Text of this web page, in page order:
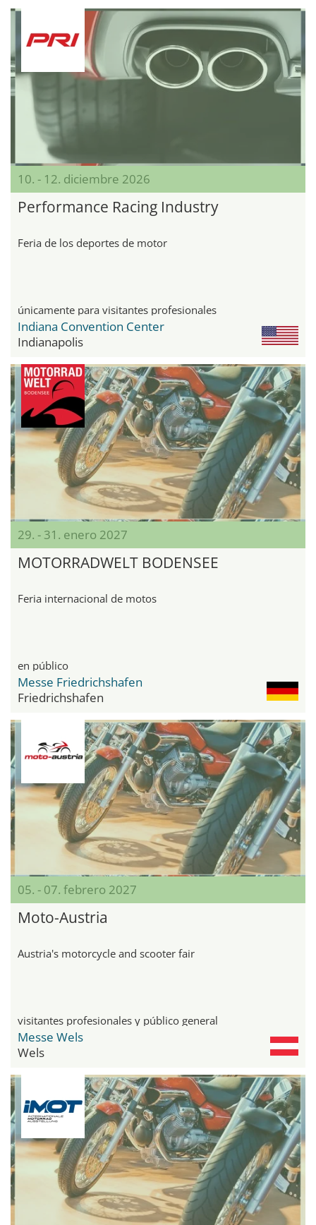
10. - 12. diciembre 2026
Performance Racing Industry
Feria de los deportes de motor
únicamente para visitantes profesionales
Indiana Convention Center
Indianapolis
29. - 31. enero 2027
MOTORRADWELT BODENSEE
Feria internacional de motos
en público
Messe Friedrichshafen
Friedrichshafen
05. - 07. febrero 2027
Moto-Austria
Austria's motorcycle and scooter fair
visitantes profesionales y público general
Messe Wels
Wels